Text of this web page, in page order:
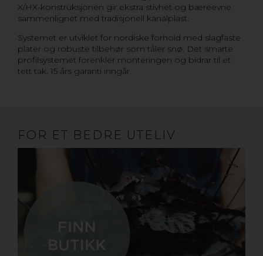
X/HX-konstruksjonen gir ekstra stivhet og bæreevne
sammenlignet med tradisjonell kanalplast.
Systemet er utviklet for nordiske forhold med slagfaste
plater og robuste tilbehør som tåler snø. Det smarte
profilsystemet forenkler monteringen og bidrar til et
tett tak. 15 års garanti inngår.
FOR ET BEDRE UTELIV